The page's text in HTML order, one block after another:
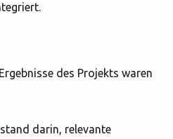
des Projekts waren
darin, relevante